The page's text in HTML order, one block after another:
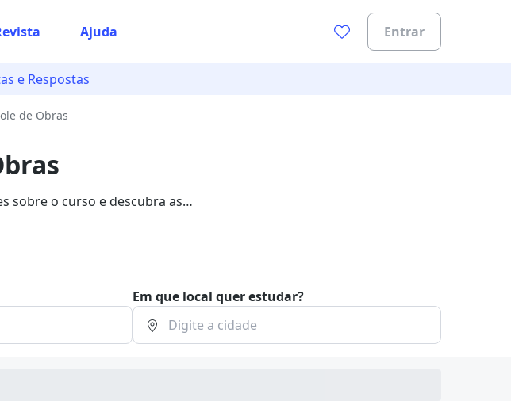
Ajuda Entrar
e Respostas
de Obras
sobre o curso e descubra as
Em que local quer estudar?